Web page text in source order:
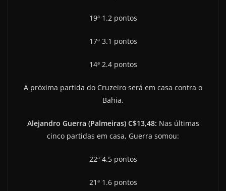
19ª 1.2 pontos
17ª 3.1 pontos
14ª 2.4 pontos
A próxima partida do Cruzeiro será em casa contra o
Bahia.
Alejandro Guerra (Palmeiras) C$13,48: Nas últimas
cinco partidas em casa, Guerra somou:
22ª 4.5 pontos
21ª 1.6 pontos